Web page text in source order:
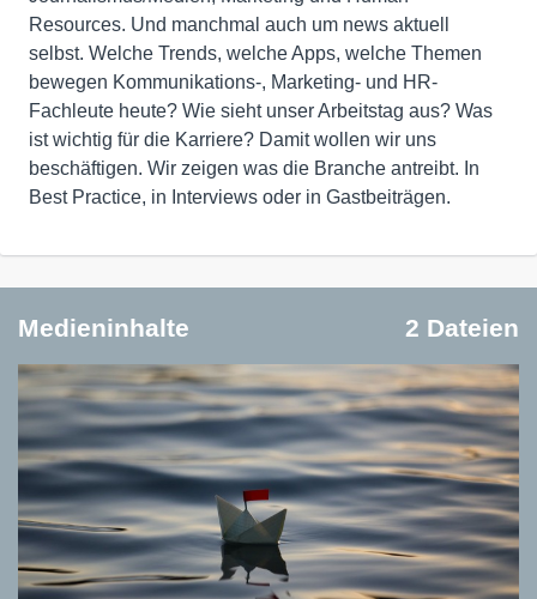
Resources. Und manchmal auch um news aktuell
selbst. Welche Trends, welche Apps, welche Themen
bewegen Kommunikations-, Marketing- und HR-
Fachleute heute? Wie sieht unser Arbeitstag aus? Was
ist wichtig für die Karriere? Damit wollen wir uns
beschäftigen. Wir zeigen was die Branche antreibt. In
Best Practice, in Interviews oder in Gastbeiträgen.
Medieninhalte 2 Dateien